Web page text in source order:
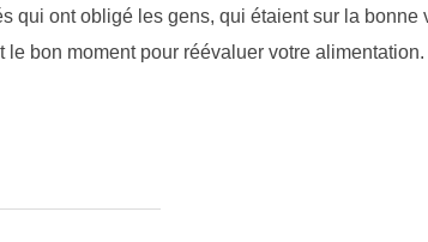
qui ont obligé les gens, qui étaient sur la bonne
bon moment pour réévaluer votre alimentation.